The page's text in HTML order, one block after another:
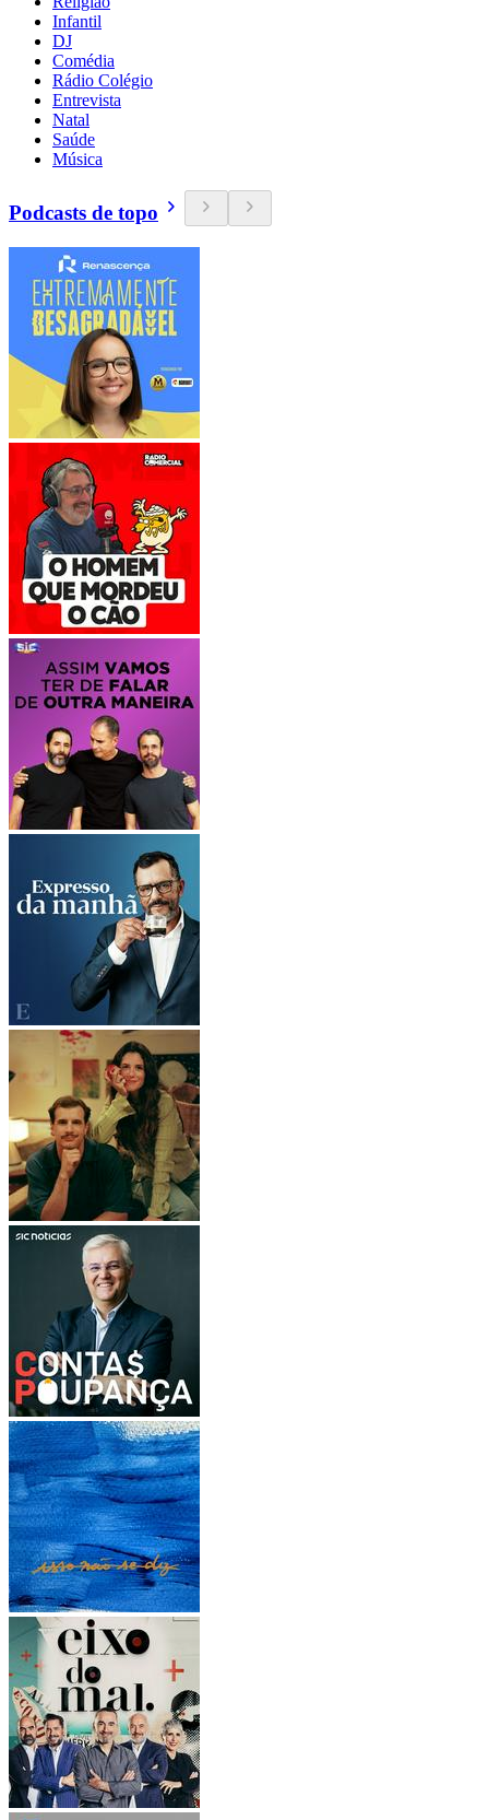
Infantil
DJ
Comédia
Rádio Colégio
Entrevista
Natal
Saúde
Música
Podcasts de topo